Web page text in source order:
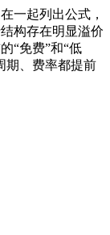
一起列出公式，
构存在明显溢价
“免费”和“低
期、费率都提前